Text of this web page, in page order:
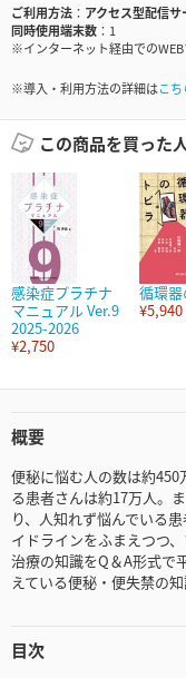
ご利用方法
アクセス型配信サ
同時使用端末数
1
※インターネット経由での
※導入・利用方法の詳細はこち
この商品を買った
感染症プラチナ
マニュアル Ver.9
2025-2026
¥2,750
循環
¥5,940
概要
便秘に悩む人の数は約
る患者さんは約17万人。
り、人知れず悩んでいる
イドラインをふまえつつ
治療の知識をQ＆A形式で
えている便秘・便失禁の
目次